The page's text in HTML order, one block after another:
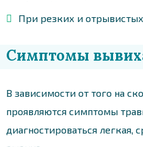
При резких и
Симптомы
В зависимости от того на
проявляются симптомы
диагностироваться легкая,